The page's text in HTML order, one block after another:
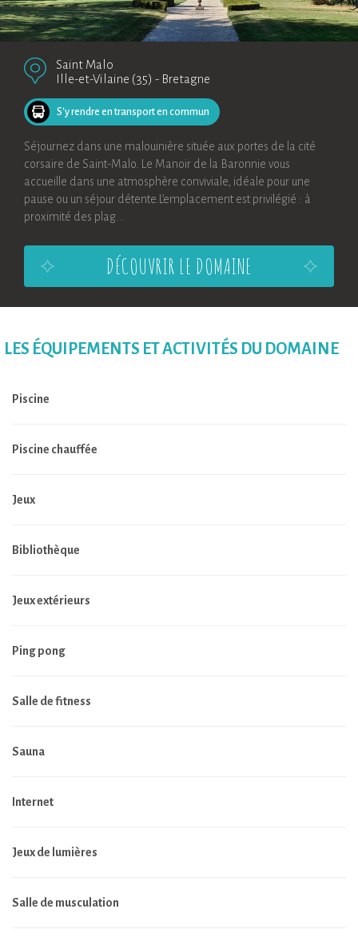
Saint Malo
Ille-et-Vilaine (35) - Bretagne
S'y rendre en transport en commun
Séjournez dans une malouinière située aux portes de la cité
corsaire de Saint-Malo. Le Manoir de la Baronnie vous
accueille dans une atmosphère conviviale, idéale pour une
pause ou un séjour détente.L’emplacement est privilégié : à
proximité des plag...
DÉCOUVRIR LE DOMAINE
LES ÉQUIPEMENTS ET ACTIVITÉS DU DOMAINE
Piscine
Piscine chauffée
Jeux
Bibliothèque
Jeux extérieurs
Ping pong
Salle de fitness
Sauna
Internet
Jeux de lumières
Salle de musculation